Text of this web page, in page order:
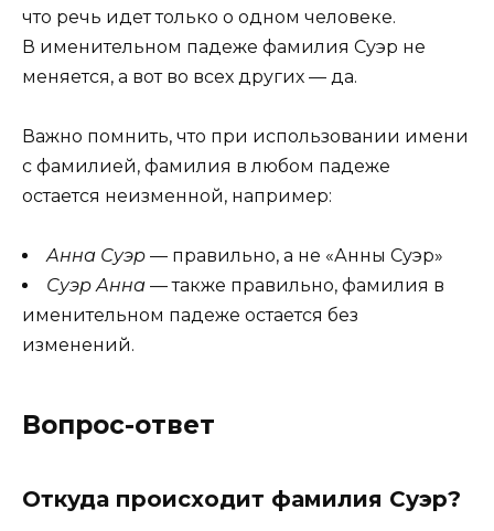
что речь идет только о одном человеке.
В именительном падеже фамилия Суэр не
меняется, а вот во всех других — да.
Важно помнить, что при использовании имени
с фамилией, фамилия в любом падеже
остается неизменной, например:
Анна Суэр — правильно, а не «Анны Суэр»
Суэр Анна — также правильно, фамилия в
именительном падеже остается без
изменений.
Вопрос-ответ
Откуда происходит фамилия Суэр?